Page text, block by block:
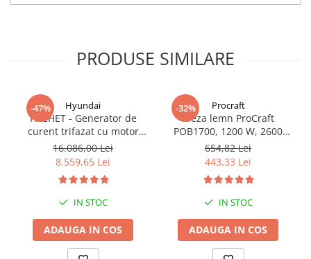
PRODUSE SIMILARE
-47% Hyundai
PACHET - Generator de
curent trifazat cu motor
diesel Hyundai DHY8600SE-
T, putere motor 12 CP,
tensiune 380 / 220 V +
Automatizare trifazata
16.086,00 Lei
8.559,65 Lei
IN STOC
ADAUGA IN COS
-32% Procraft
Freza lemn ProCraft
POB1700, 1200 W, 2600
Rpm cu 12 freze pentru
lemn incluse in pachet
654,82 Lei
443,33 Lei
IN STOC
ADAUGA IN COS